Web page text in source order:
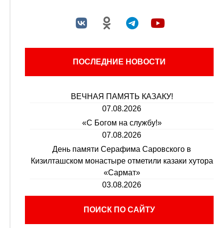
ПОСЛЕДНИЕ НОВОСТИ
ВЕЧНАЯ ПАМЯТЬ КАЗАКУ!
07.08.2026
«С Богом на службу!»
07.08.2026
День памяти Серафима Саровского в
Кизилташском монастыре отметили казаки хутора
«Сармат»
03.08.2026
ПОИСК ПО САЙТУ